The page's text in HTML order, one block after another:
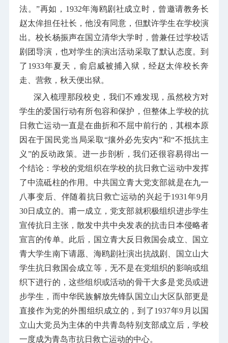
法。”再如， 1932年海鸥剧社成立时，曾邀请教务长
赵太侔担任社长，他没有同意，但默许学生在学校演
出。校长杨振声在国立清华大学时，曾兼任过学校话
剧团导演，也对学生的演出活动采取了默认态度。到
了 1933年夏天，俞启威被捕入狱，经赵太侔校长奔
走、营救，秋天便出狱。
深入梳理那段校史，我们不难发现，虽然校方对
学生的爱国行动有所包容和保护，但整体上学校的抗
日救亡运动一直是在曲折和不屈中前行的，其根本原
因在于国民党当局采取“攘外必先安内”和“不抵抗主
义”的反动政策。进一步剖析，我们还很容易得出一
个结论：学校的党组织在学校的抗日救亡运动中发挥
了中流砥柱的作用。中共国立青大党支部就是在九一
八事变后、伴随着抗日救亡运动的兴起于1931年9月
30日成立的。甫一成立，党支部就积极组织进步学生
宣传抗日主张，散发中共中央发表的抗击日本侵略者
宣言的传单。此后，国立青大反日救国会成立、国立
青大学生南下请愿、海鸥剧社演出抗战剧、国立山大
学生抗日救国会成立等，无不是在党组织的影响或组
织下进行的，这些组织或活动的骨干大多是党员或进
步学生，而中华民族解放先锋队国立山大区队部更是
直接作为党的外围组织成立的，到了1937年9月以国
立山大党员为主体的中共青岛特别支部成立后，学校
一度成为青岛市抗日救亡运动的中心。